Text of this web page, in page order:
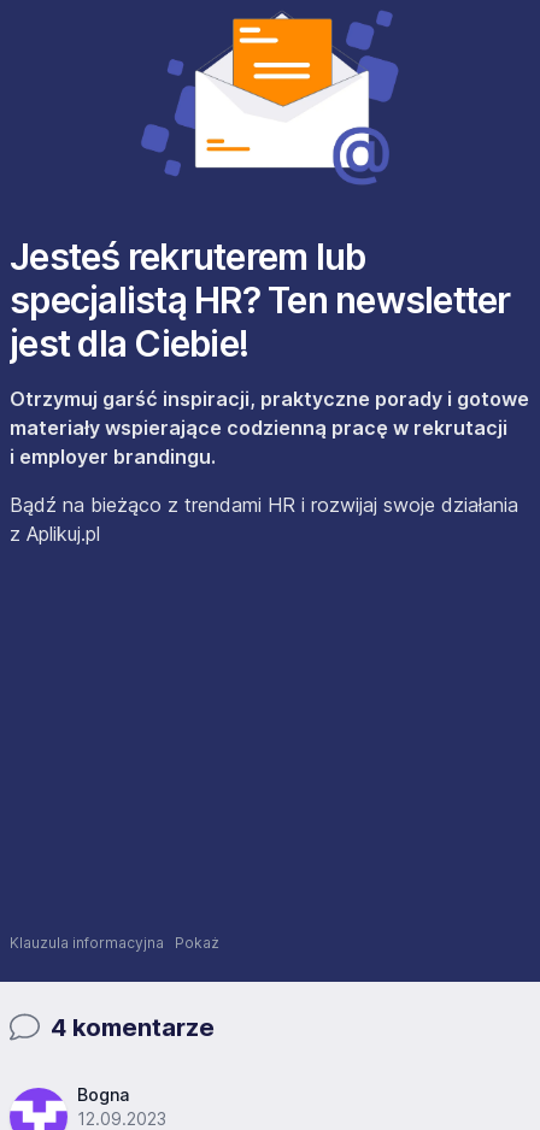
Jesteś rekruterem lub
specjalistą HR? Ten newsletter
jest dla Ciebie!
Otrzymuj garść inspiracji, praktyczne porady i gotowe
materiały wspierające codzienną pracę w rekrutacji
i employer brandingu.
Bądź na bieżąco z trendami HR i rozwijaj swoje działania
z Aplikuj.pl
Klauzula informacyjna Pokaż
4 komentarze
Bogna
12.09.2023